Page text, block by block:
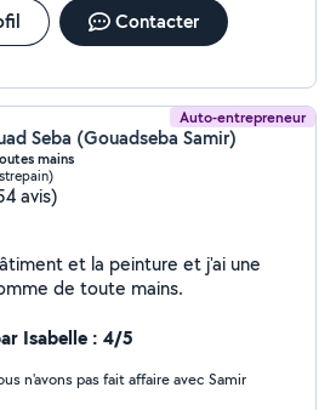
Contacter
Auto-entrepreneur
Seba (Gouadseba Samir)
mains
avis)
et la peinture et j'ai une
de toute mains.
Isabelle : 4/5
n'avons pas fait affaire avec Samir